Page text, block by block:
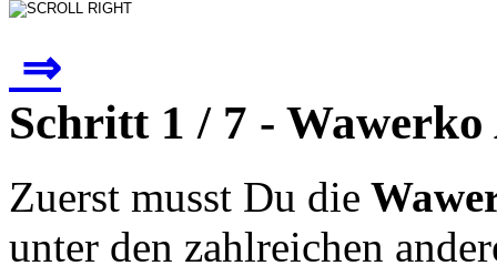
⇒
Schritt 1 / 7 -
Zuerst musst Du die
unter den zahlreichen